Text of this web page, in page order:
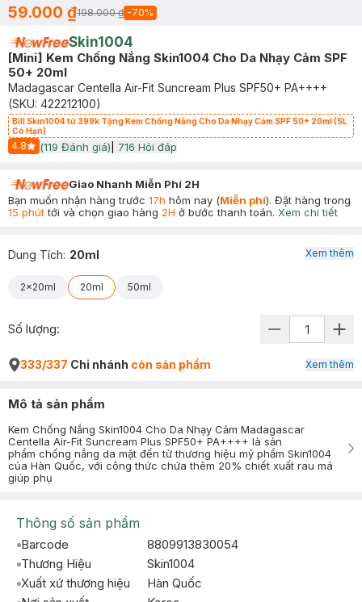
59.000 ₫198.000 ₫ -70%
Skin1004
[Mini] Kem Chống Nắng Skin1004 Cho Da Nhạy Cảm SPF
50+ 20ml
Madagascar Centella Air-Fit Suncream Plus SPF50+ PA++++
(SKU: 422212100)
Bill Skin1004 từ 399k Tặng Kem Chống Nắng Cho Da Nhạy Cảm SPF 50+ 20ml (SL
Có Hạn)
4.8
Start Icon
(119 Đánh giá) 716 Hỏi đáp
Giao Nhanh Miễn Phí 2H
Bạn muốn nhận hàng trước 17h hôm nay (Miễn phí). Đặt hàng trong
15 phúttới và chọn giao hàng 2H ở bước thanh toán. Xem chi tiết
Dung Tích: 20ml
2x20ml 20ml 50ml
Xem thêm
Số lượng:
333/337 Chi nhánh còn sản phẩm Xem thêm
Mô tả sản phẩm
Kem Chống Nắng Skin1004 Cho Da Nhạy Cảm Madagascar
Centella Air-Fit Suncream Plus SPF50+ PA++++ là sản
phẩm chống nắng da mặt đến từ thương hiệu mỹ phẩm Skin1004
của Hàn Quốc, với công thức chứa thêm 20% chiết xuất rau má
giúp phụ
Thông số sản phẩm
Barcode
8809913830054
Thương Hiệu
Skin1004
Xuất xứ thương hiệu
Hàn Quốc